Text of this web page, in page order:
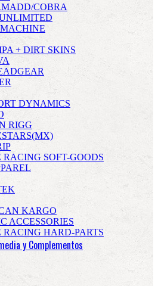
COBRA
+ DIRT SKINS
DYNAMICS
RIGG
RACING SOFT-GOODS
KARGO
ACCESSORIES
RACING HARD-PARTS
y Complementos